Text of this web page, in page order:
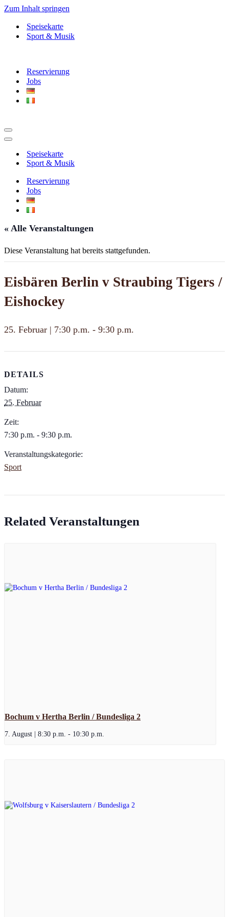
Zum Inhalt springen
Speisekarte
Sport & Musik
Reservierung
Jobs
Navigationsmenü
Navigationsmenü
Speisekarte
Sport & Musik
Reservierung
Jobs
« Alle Veranstaltungen
Diese Veranstaltung hat bereits stattgefunden.
Eisbären Berlin v Straubing Tigers /
Eishockey
25. Februar | 7:30 p.m. - 9:30 p.m.
DETAILS
Datum:
25. Februar
Zeit:
7:30 p.m. - 9:30 p.m.
Veranstaltungskategorie:
Sport
Related Veranstaltungen
Bochum v Hertha Berlin / Bundesliga 2
7. August | 8:30 p.m. - 10:30 p.m.